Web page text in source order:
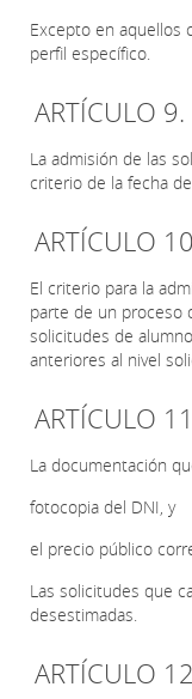
Excepto en aquellos
perfil específico.
ARTÍCULO 9.
La admisión de las
criterio de la fecha
ARTÍCULO
El criterio para la
parte de un proceso
solicitudes de
anteriores al nivel
ARTÍCULO
La documentación
fotocopia del DNI, y
el precio público
Las solicitudes que
desestimadas.
ARTÍCULO